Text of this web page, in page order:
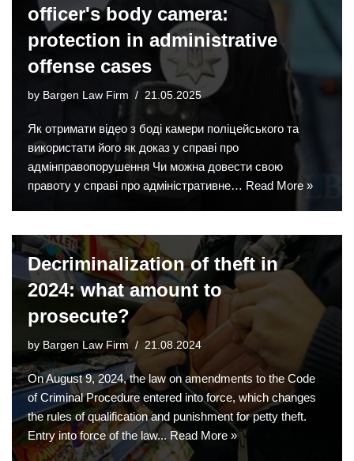
officer's body camera:
protection in administrative
offense cases
by Bargen Law Firm 21.05.2025
Як отримати відео з боді камери поліцейського та
використати його як доказ у справі про
адмінправопорушення Чи можна довести свою
правоту у справі про адміністративне… Read More »
Decriminalization of theft in
2024: what amount to
prosecute?
by Bargen Law Firm 21.08.2024
On August 9, 2024, the law on amendments to the Code
of Criminal Procedure entered into force, which changes
the rules of qualification and punishment for petty theft.
Entry into force of the law... Read More »